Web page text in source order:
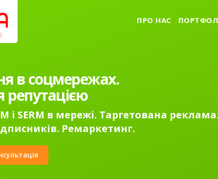
ПРО НАС
в соцмережах.
репутацією
і SERM в мережі. Таргетована реклама.
Ремаркетинг.